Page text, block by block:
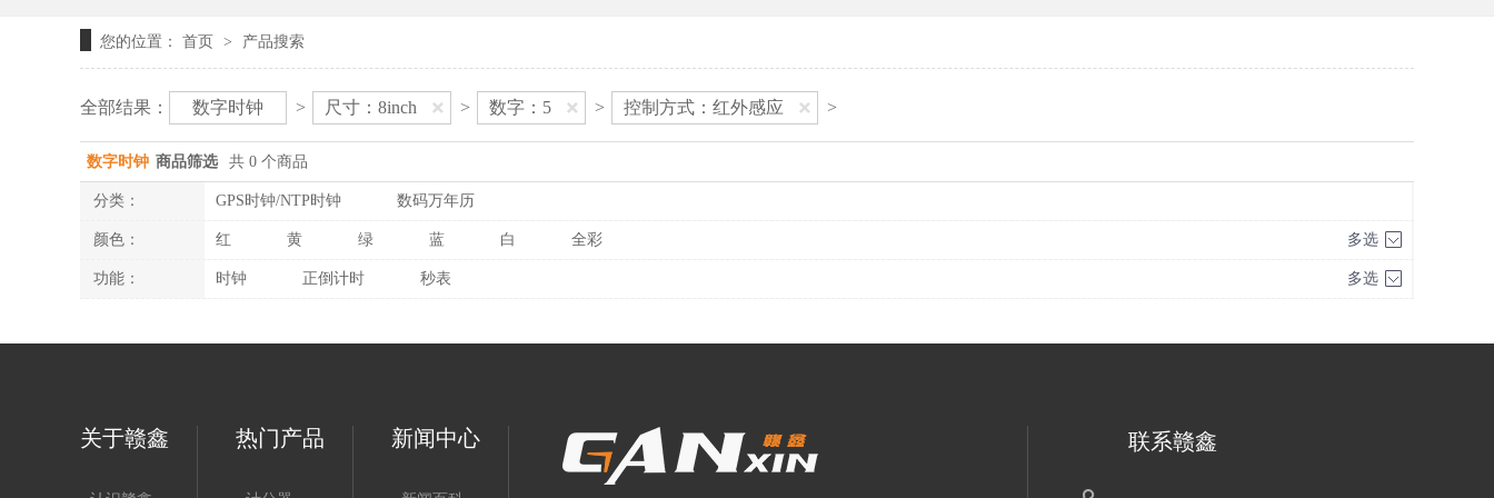
您的位置： 首页 > 产品搜索
全部结果： 数字时钟 > 尺寸：8inch > 数字：5 > 控制方式：红外感应 >
数字时钟 商品筛选 共 0 个商品
分类： GPS时钟/NTP时钟 数码万年历
颜色： 红 黄 绿 蓝 白 全彩 多选
功能： 时钟 正倒计时 秒表 多选
关于赣鑫 热门产品 新闻中心 联系赣鑫